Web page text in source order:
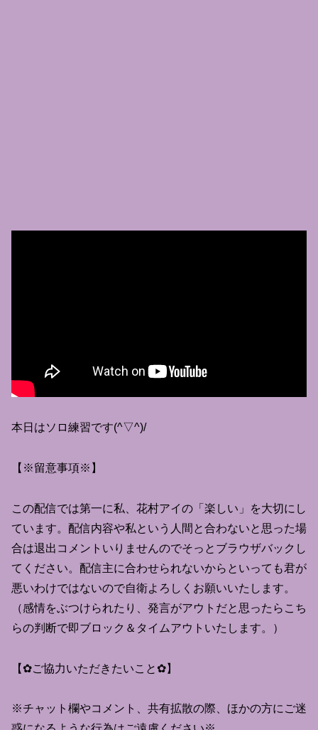
本日はソロ練習です(^▽^)/
【※留意事項※】
この配信では第一に私、花村アイの「楽しい」を大切にし
ています。配信内容や私という人間と合わないと思った場
合は退出コメントいりませんのでそっとブラウザバックし
てください。配信主に合わせられないからといっても君が
悪いわけではないので自衛よろしくお願いいたします。
（感情をぶつけられたり、発言がアウトだと思ったらこち
らの判断で即ブロック＆タイムアウトいたします。）
【✿ご協力いただきたいこと✿】
※チャット欄やコメント、共有拡散の際、ほかの方にご迷